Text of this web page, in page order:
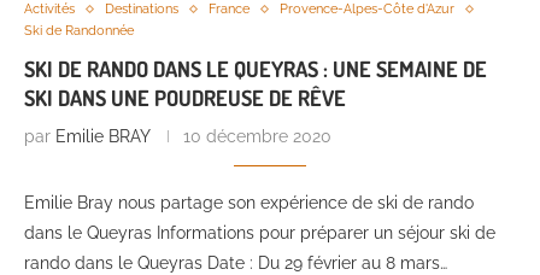
Activités Destinations France
Provence-Alpes-Côte d'Azur
Ski de Randonnée
SKI DE RANDO DANS LE QUEYRAS : UNE SEMAINE DE
SKI DANS UNE POUDREUSE DE RÊVE
par Emilie BRAY 10 décembre 2020
Emilie Bray nous partage son expérience de ski de rando
dans le Queyras Informations pour préparer un séjour ski de
rando dans le Queyras Date : Du 29 février au 8 mars…